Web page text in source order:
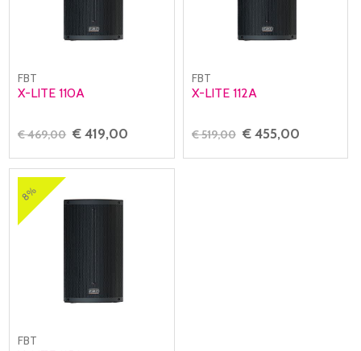
FBT
X-LITE 110A
€ 469,00 € 419,00
FBT
X-LITE 112A
€ 519,00 € 455,00
8%
FBT